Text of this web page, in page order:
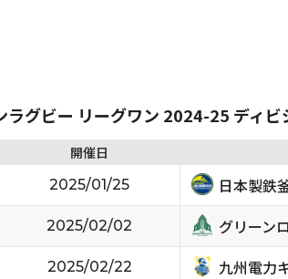
ラグビー リーグワン 2024-25 ディビ
開催日
2025/01/25 日本製鉄
2025/02/02 グリーン
2025/02/22 九州電力